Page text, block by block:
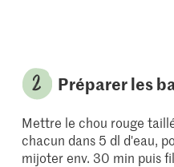
Préparer les
Mettre le chou rouge
chacun dans 5 dl d'eau,
mijoter env. 30 min puis